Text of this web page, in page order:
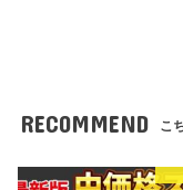
RECOMMEND こ